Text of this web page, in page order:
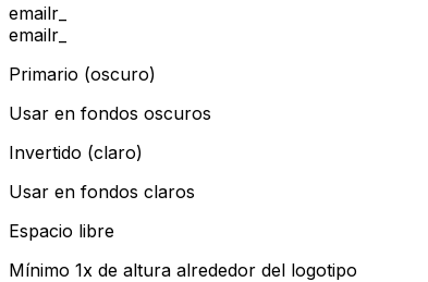
emailr_
emailr_
Primario (oscuro)
Usar en fondos oscuros
Invertido (claro)
Usar en fondos claros
Espacio libre
Mínimo 1x de altura alrededor del logotipo